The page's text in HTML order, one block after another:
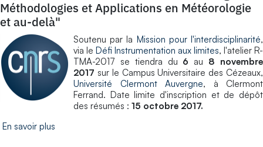
Méthodologies et Applications en Météorologie
et au-delà"
Soutenu par la Mission pour l'interdisciplinarité,
via le Défi Instrumentation aux limites, l'atelier R-
TMA-2017 se tiendra du 6 au 8 novembre
2017 sur le Campus Universitaire des Cézeaux,
Université Clermont Auvergne, à Clermont
Ferrand. Date limite d'inscription et de dépôt
des résumés : 15 octobre 2017.
En savoir plus